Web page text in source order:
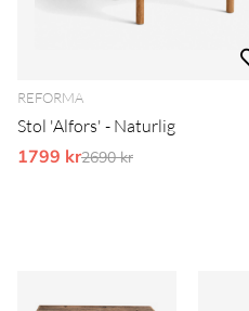
REFORMA
Stol 'Alfors' - Naturlig
1799 krOrdinarie pris:
2690 kr